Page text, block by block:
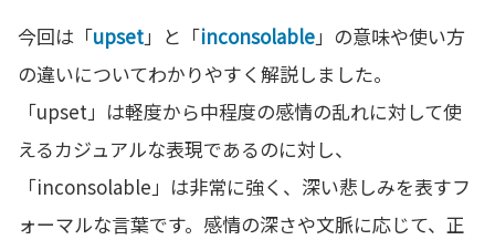
今回は「upset」と「inconsolable」の意味や使い方
の違いについてわかりやすく解説しました。
「upset」は軽度から中程度の感情の乱れに対して使
えるカジュアルな表現であるのに対し、
「inconsolable」は非常に強く、深い悲しみを表すフ
ォーマルな言葉です。感情の深さや文脈に応じて、正